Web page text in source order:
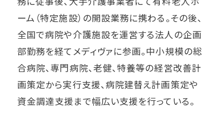
ーム（特定施設）の開設業務に携わる。その後、
全国で病院や介護施設を運営する法人の企画
部勤務を経てメディヴァに参画。中小規模の総
合病院、専門病院、老健、特養等の経営改善計
画策定から実行支援、病院建替え計画策定や
資金調達支援まで幅広い支援を行っている。